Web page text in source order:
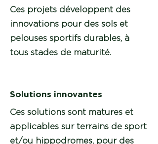
Ces projets développent des
innovations pour des sols et
pelouses sportifs durables, à
tous stades de maturité.
Solutions innovantes
Ces solutions sont matures et
applicables sur terrains de sport
et/ou hippodromes, pour des